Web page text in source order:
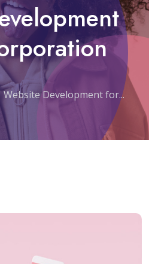
Website Development for...